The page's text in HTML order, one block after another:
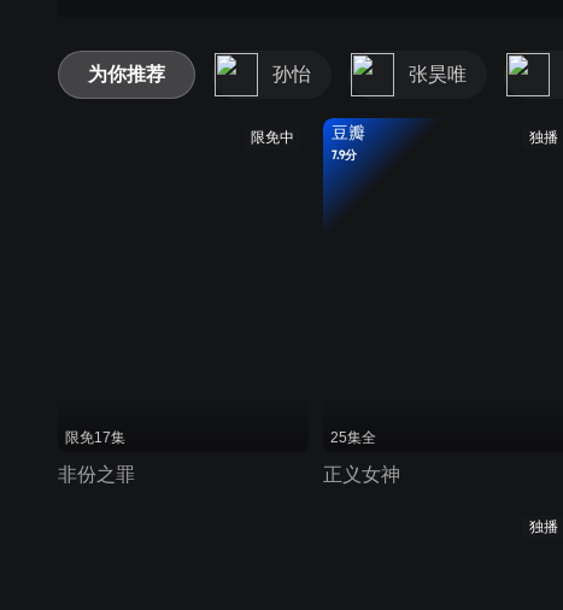
为你推荐 孙怡 张昊唯
限免中
限免17集
非份之罪
独播
豆瓣
7.9分
25集全
正义女神
独播